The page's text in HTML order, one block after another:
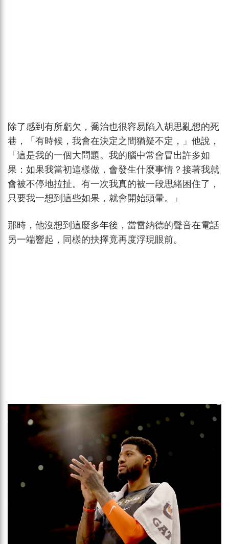
除了感到有所虧欠，喬治也很容易陷入胡思亂想的死
巷，「有時候，我會在決定之間猶疑不定，」他說，
「這是我的一個大問題。我的腦中常會冒出許多如
果：如果我當初這樣做，會發生什麼事情？接著我就
會被不停地拉扯。有一次我真的被一段思緒困住了，
只要我一想到這些如果，就會開始頭暈。」
那時，他沒想到這麼多年後，當雷納德的聲音在電話
另一端響起，同樣的抉擇竟再度浮現眼前。